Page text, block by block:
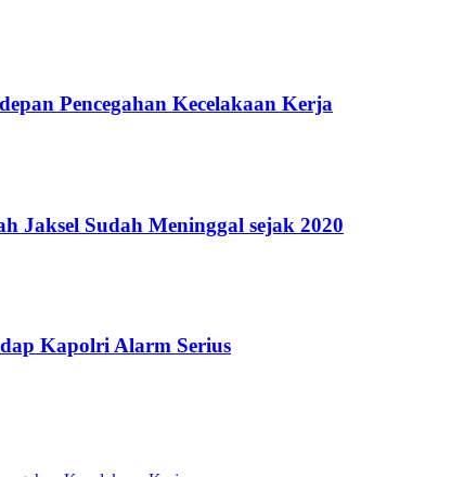
Pencegahan Kecelakaan Kerja
Jaksel Sudah Meninggal sejak 2020
Kapolri Alarm Serius